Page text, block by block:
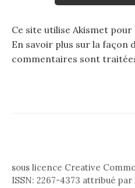
Ce site utilise Akismet
En savoir plus sur la façon
commentaires sont
sous licence Creative
ISSN: 2267-4373 attribué par